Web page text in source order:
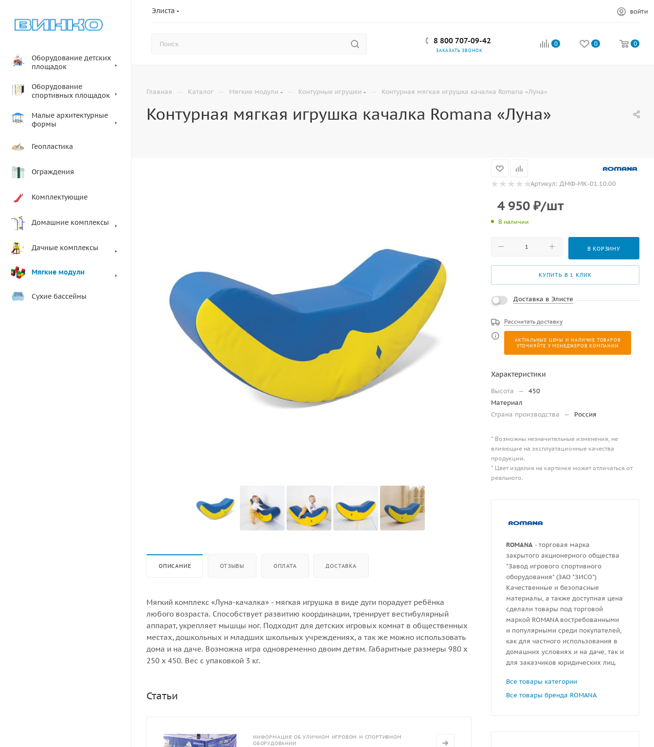
Элиста ВОЙТИ
8 800 707-09-42
ЗАКАЗАТЬ ЗВОНОК
0 0 0
Оборудование детских
площадок
Оборудование
спортивных площадок
Малые архитектурные
формы
Геопластика
Ограждения
Комплектующие
Домашние комплексы
Дачные комплексы
Мягкие модули
Сухие бассейны
Главная — Каталог — Мягкие модули — Контурные игрушки — Контурная мягкая игрушка качалка Romana «Луна»
Контурная мягкая игрушка качалка Romana «Луна»
ОПИСАНИЕ ОТЗЫВЫ ОПЛАТА ДОСТАВКА
Мягкий комплекс «Луна-качалка» - мягкая игрушка в виде дуги порадует ребёнка
любого возраста. Способствует развитию координации, тренирует вестибулярный
аппарат, укрепляет мышцы ног. Подходит для детских игровых комнат в общественных
местах, дошкольных и младших школьных учреждениях, а так же можно использовать
дома и на даче. Возможна игра одновременно двоим детям. Габаритные размеры 980 х
250 х 450. Вес с упаковкой 3 кг.
Статьи
ИНФОРМАЦИЯ ОБ УЛИЧНОМ ИГРОВОМ И СПОРТИВНОМ
ОБОРУДОВАНИИ
Артикул: ДМФ-МК-01.10.00
4 950 ₽/шт
В наличии
В КОРЗИНУ
КУПИТЬ В 1 КЛИК
Доставка в Элисте
Рассчитать доставку
АКТУАЛЬНЫЕ ЦЕНЫ И НАЛИЧИЕ ТОВАРОВ
УТОЧНЯЙТЕ У МЕНЕДЖЕРОВ КОМПАНИИ
Характеристики
Высота —
450
Материал
Страна производства
— Россия
* Возможны незначительные изменения, не
влияющие на эксплуатационные качества
продукции.
* Цвет изделия на картинке может отличаться от
реального.
ROMANA - торговая марка
закрытого акционерного общества
"Завод игрового спортивного
оборудования" (ЗАО "ЗИСО")
Качественные и безопасные
материалы, а также доступная цена
сделали товары под торговой
маркой ROMANA востребованными
и популярными среди покупателей,
как для частного использования в
домашних условиях и на даче, так и
для заказчиков юридических лиц.
Все товары категории
Все товары бренда ROMANA